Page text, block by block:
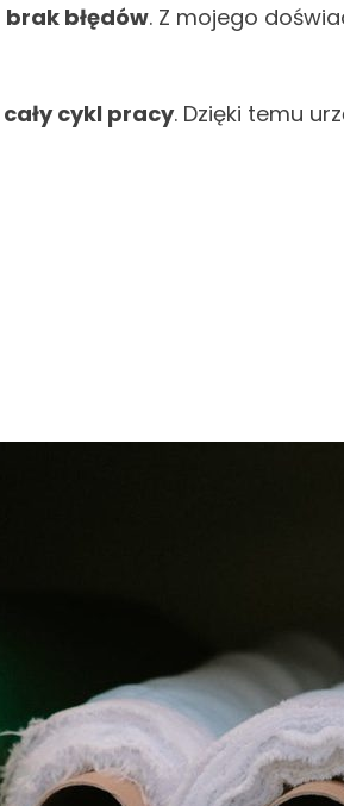
brak błędów. Z mojego
cały cykl pracy. Dzięki temu